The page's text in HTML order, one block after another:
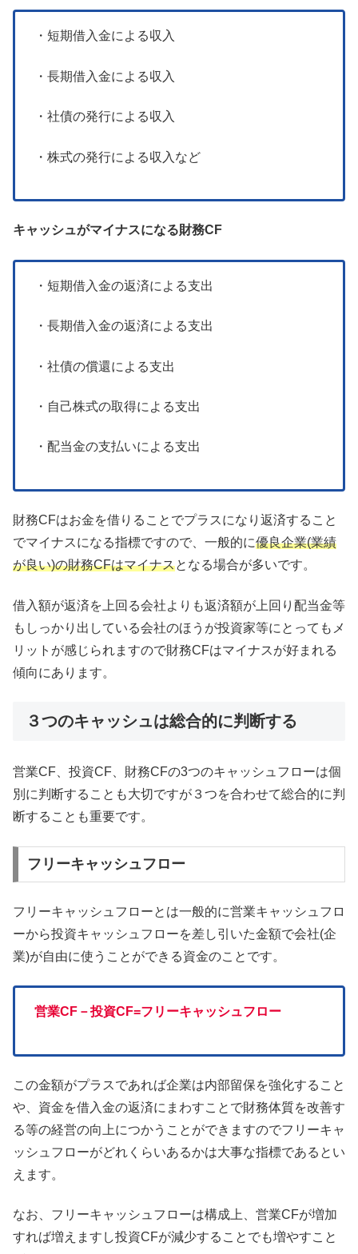
・短期借入金による収入
・長期借入金による収入
・社債の発行による収入
・株式の発行による収入など
キャッシュがマイナスになる財務CF
・短期借入金の返済による支出
・長期借入金の返済による支出
・社債の償還による支出
・自己株式の取得による支出
・配当金の支払いによる支出
財務CFはお金を借りることでプラスになり返済すること
でマイナスになる指標ですので、一般的に優良企業(業績
が良い)の財務CFはマイナスとなる場合が多いです。
借入額が返済を上回る会社よりも返済額が上回り配当金等
もしっかり出している会社のほうが投資家等にとってもメ
リットが感じられますので財務CFはマイナスが好まれる
傾向にあります。
３つのキャッシュは総合的に判断する
営業CF、投資CF、財務CFの3つのキャッシュフローは個
別に判断することも大切ですが３つを合わせて総合的に判
断することも重要です。
フリーキャッシュフロー
フリーキャッシュフローとは一般的に営業キャッシュフロ
ーから投資キャッシュフローを差し引いた金額で会社(企
業)が自由に使うことができる資金のことです。
営業CF－投資CF=フリーキャッシュフロー
この金額がプラスであれば企業は内部留保を強化すること
や、資金を借入金の返済にまわすことで財務体質を改善す
る等の経営の向上につかうことができますのでフリーキャ
ッシュフローがどれくらいあるかは大事な指標であるとい
えます。
なお、フリーキャッシュフローは構成上、営業CFが増加
すれば増えますし投資CFが減少することでも増やすこと